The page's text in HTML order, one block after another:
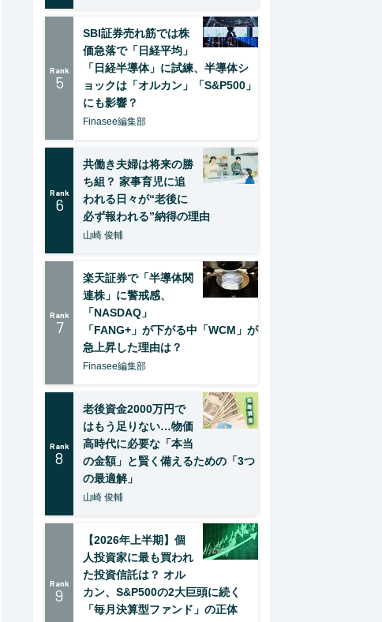
Rank
5
SBI証券売れ筋では株
価急落で「日経平均」
「日経半導体」に試練、半導体シ
ョックは「オルカン」「S&P500」
にも影響？
Finasee編集部
Rank
6
共働き夫婦は将来の勝
ち組？ 家事育児に追
われる日々が“老後に
必ず報われる”納得の理由
山崎 俊輔
Rank
7
楽天証券で「半導体関
連株」に警戒感、
「NASDAQ」
「FANG+」が下がる中「WCM」が
急上昇した理由は？
Finasee編集部
Rank
8
老後資金2000万円で
はもう足りない…物価
高時代に必要な「本当
の金額」と賢く備えるための「3つ
の最適解」
山崎 俊輔
Rank
9
【2026年上半期】個
人投資家に最も買われ
た投資信託は？ オル
カン、S&P500の2大巨頭に続く
「毎月決算型ファンド」の正体